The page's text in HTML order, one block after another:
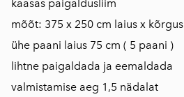
kaasas paigaldusliim
mõõt: 375 x 250 cm laius x kõrgus
ühe paani laius 75 cm ( 5 paani )
lihtne paigaldada ja eemaldada
valmistamise aeg 1,5 nädalat